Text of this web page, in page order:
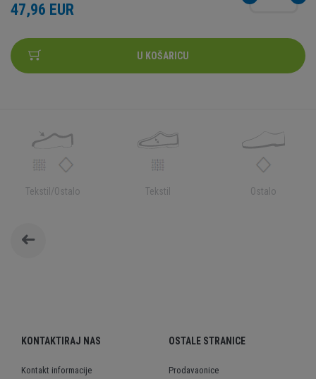
47,96 EUR
U KOŠARICU
Tekstil/Ostalo Tekstil Ostalo
KONTAKTIRAJ NAS
Kontakt informacije
OSTALE STRANICE
Prodavaonice